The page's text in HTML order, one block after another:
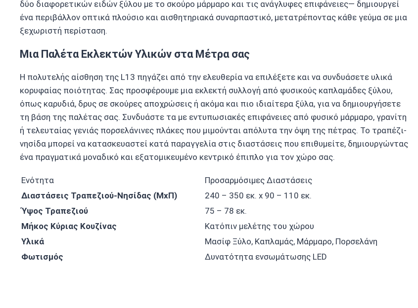
δύο διαφορετικών ειδών ξύλου με το σκούρο μάρμαρο και τις ανάγλυφες επιφάνειες— δημιουργεί
ένα περιβάλλον οπτικά πλούσιο και αισθητηριακά συναρπαστικό, μετατρέποντας κάθε γεύμα σε μια
ξεχωριστή περίσταση.
Μια Παλέτα Εκλεκτών Υλικών στα Μέτρα σας
Η πολυτελής αίσθηση της L13 πηγάζει από την ελευθερία να επιλέξετε και να συνδυάσετε υλικά
κορυφαίας ποιότητας. Σας προσφέρουμε μια εκλεκτή συλλογή από φυσικούς καπλαμάδες ξύλου,
όπως καρυδιά, δρυς σε σκούρες αποχρώσεις ή ακόμα και πιο ιδιαίτερα ξύλα, για να δημιουργήσετε
τη βάση της παλέτας σας. Συνδυάστε τα με εντυπωσιακές επιφάνειες από φυσικό μάρμαρο, γρανίτη
ή τελευταίας γενιάς πορσελάνινες πλάκες που μιμούνται απόλυτα την όψη της πέτρας. Το τραπέζι-
νησίδα μπορεί να κατασκευαστεί κατά παραγγελία στις διαστάσεις που επιθυμείτε, δημιουργώντας
ένα πραγματικά μοναδικό και εξατομικευμένο κεντρικό έπιπλο για τον χώρο σας.
Ενότητα
Προσαρμόσιμες Διαστάσεις
Διαστάσεις Τραπεζιού-Νησίδας (ΜxΠ)
240 – 350 εκ. x 90 – 110 εκ.
Ύψος Τραπεζιού
75 – 78 εκ.
Μήκος Κύριας Κουζίνας
Κατόπιν μελέτης του χώρου
Υλικά
Μασίφ Ξύλο, Καπλαμάς, Μάρμαρο, Πορσελάνη
Φωτισμός
Δυνατότητα ενσωμάτωσης LED